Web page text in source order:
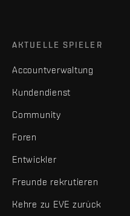
AKTUELLE SPIELER
Accountverwaltung
Kundendienst
Community
Foren
Entwickler
Freunde rekrutieren
Kehre zu EVE zurück